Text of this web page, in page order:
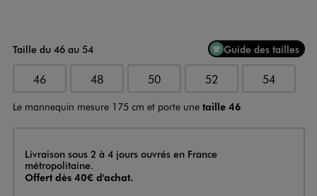
Taille du 46 au 54 Guide des tailles
46 48 50 52 54
Le mannequin mesure 175 cm et porte une taille 46
Livraison
Livraison sous 2 à 4 jours ouvrés en France
métropolitaine.
Offert dès 40€ d'achat.